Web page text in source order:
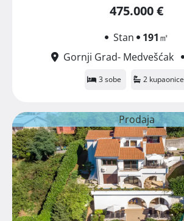
475.000 €
Stan 191㎡
Gornji Grad- Medvešćak
3 sobe 2 kupaonice
Prodaja